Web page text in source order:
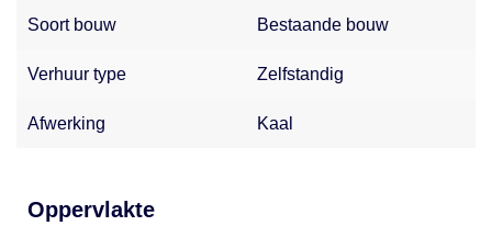
Soort bouw Bestaande bouw
Verhuur type Zelfstandig
Afwerking Kaal
Oppervlakte